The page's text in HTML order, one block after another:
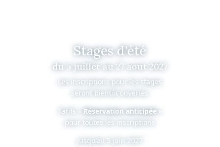
Stages d'été
du 5 juillet au 27 aout 2027
Les inscriptions pour les stages
seront bientôt ouvertes
Tarifs «
Réservation anticipée
pour toutes les inscriptions
jusqu’au 5 juin 2027